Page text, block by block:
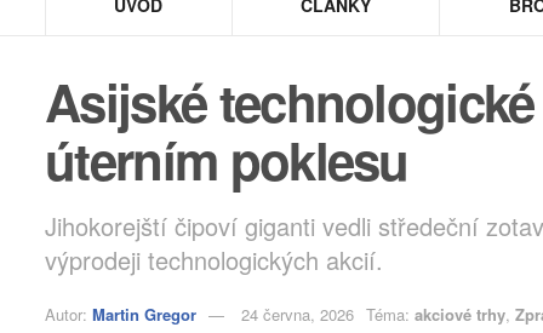
ÚVOD ČLÁNKY
Asijské
úterním poklesu
Jihokorejští čipoví giganti vedli středeční
výprodeji technologických akcií.
Autor: Martin Gregor 24 června, 2026 Téma: akciové trhy,